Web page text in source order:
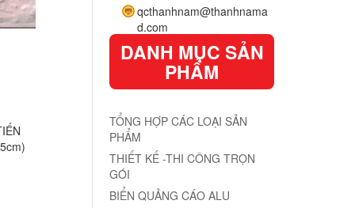
qcthanhnam@thanhnama
d.com
DANH MỤC SẢN
PHẨM
TỔNG HỢP CÁC LOẠI SẢN
PHẨM
THIẾT KẾ -THI CÔNG TRỌN
GÓI
BIỂN QUẢNG CÁO ALU